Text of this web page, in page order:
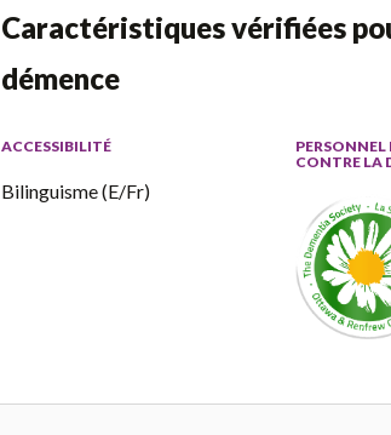
Caractéristiques vérifiées
démence
ACCESSIBILITÉ
Bilinguisme (E/Fr)
CONTRE LA